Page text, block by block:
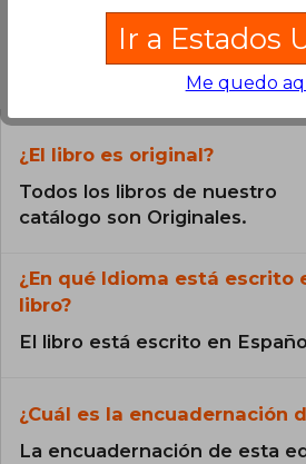
Preguntas frecuentes
¿El libro es original?
Todos los libros de nuestro
catálogo son Originales.
¿En qué Idioma está escrito
libro?
El libro está escrito en
¿Cuál es la encuadernación
La encuadernación de esta
Ir a Estados
Me quedo